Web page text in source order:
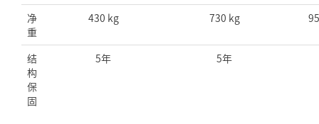
净
重
430 kg 730 kg
结
构
保
固
5年 5年